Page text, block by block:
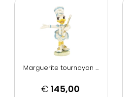
Marguerite tournoyan ...
€ 145,00